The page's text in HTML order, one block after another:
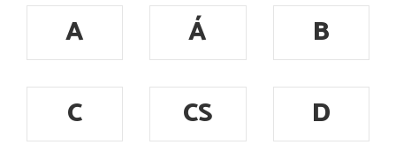
A Á
B
C
CS
D